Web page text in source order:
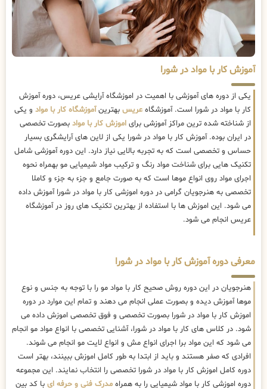
آموزش کار با مواد در شورا
یکی از دوره های آموزشی با اهمیت در اموزشگاه آرایشی عریس، دوره آموزش
کار با مواد در شورا است. آموزشگاه عریس بهترینآموزشگاه کار با مواد و یکی
از شناخته شده ترین مراکز آموزشی برای اموزش کار با مواد بصورت تخصصی
در ایران بوده. آموزش کار با مواد در شورا یکی از لاین های آرایشگری بسیار
حساس و تخصصی است که به تجربه بالایی نیاز دارد. این دوره آموزشی شامل
تکنیک هایی برای شناخت مواد رنگ و ترکیب مواد شیمیایی مو بهمراه نحوه
اجرای مواد روی انواع موها است که به صورت جامع و جزء به جزء و کاملا
تخصصی به هنرجویان گرامی در دوره اموزشی کار با مواد در شورا آموزش داده
می شود. این اموزش ها با استفاده از بهترین تکنیک های روز در آموزشگاه
عریس انجام می شود.
معرفی دوره آموزش کار با مواد در شورا
هنرجویان در این دوره روش صحیح کار با مواد مو را با توجه به جنس و نوع
موها آموزش دیده و بصورت عملی انجام می دهند و تمام این موارد در دوره
اموزش کار با مواد در شورا بصورت تخصصی و فوق تخصصی اموزش داده می
شود. در کلاس های کار با مواد در شورا، آشنایی تخصصی با انواع مواد مو انجام
می شود که این مواد برا اجرای انواع مش و انواع لایت مو انجام می شوند.
افرادی که صفر هستند و باید از ابتدا به طور کامل اموزش ببینند، بهتر است
دوره کامل اموزش کار با مواد در شورا تخصصی را انتخاب نمایند. این مجموعه
دوره اموزشی کار با مواد شیمیایی را به همراه مدرک فنی و حرفه ای با کد بین